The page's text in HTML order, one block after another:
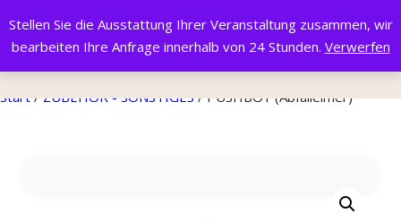
Stellen Sie die Ausstattung Ihrer Veranstaltung zusammen, wir
bearbeiten Ihre Anfrage innerhalb von 24 Stunden. Verwerfen
Start/ZUBEHÖR - SONSTIGES/ PUSHBOY (Abfalleimer)